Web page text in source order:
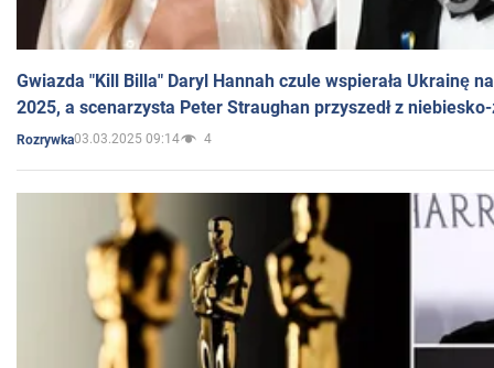
Gwiazda "Kill Billa" Daryl Hannah czule wspierała Ukrainę
2025, a scenarzysta Peter Straughan przyszedł z
Rozrywka03.03.2025 09:14 4